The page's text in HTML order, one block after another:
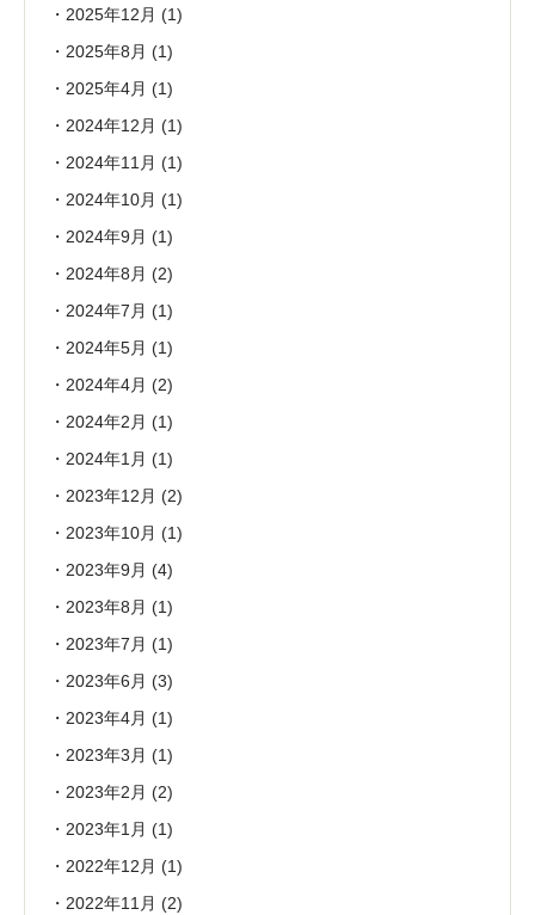
2025年12月 (1)
2025年8月 (1)
2025年4月 (1)
2024年12月 (1)
2024年11月 (1)
2024年10月 (1)
2024年9月 (1)
2024年8月 (2)
2024年7月 (1)
2024年5月 (1)
2024年4月 (2)
2024年2月 (1)
2024年1月 (1)
2023年12月 (2)
2023年10月 (1)
2023年9月 (4)
2023年8月 (1)
2023年7月 (1)
2023年6月 (3)
2023年4月 (1)
2023年3月 (1)
2023年2月 (2)
2023年1月 (1)
2022年12月 (1)
2022年11月 (2)